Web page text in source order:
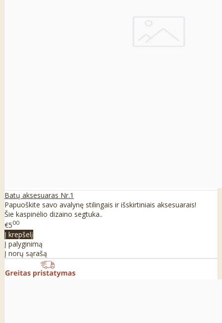
Batų aksesuaras Nr.1
Papuoškite savo avalynę stilingais ir išskirtiniais aksesuarais!
Šie kaspinėlio dizaino segtuka..
€500
Į krepšelį
Į palyginimą
Į norų sąrašą